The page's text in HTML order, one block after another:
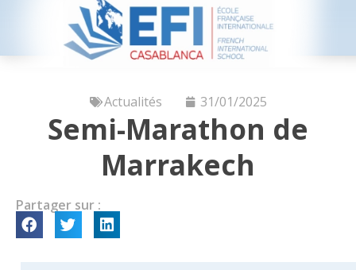
Actualités 31/01/2025
Semi-Marathon de
Marrakech
Partager sur :